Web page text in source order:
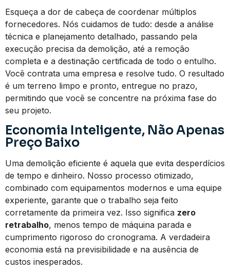
Esqueça a dor de cabeça de coordenar múltiplos
fornecedores. Nós cuidamos de tudo: desde a análise
técnica e planejamento detalhado, passando pela
execução precisa da demolição, até a remoção
completa e a destinação certificada de todo o entulho.
Você contrata uma empresa e resolve tudo. O resultado
é um terreno limpo e pronto, entregue no prazo,
permitindo que você se concentre na próxima fase do
seu projeto.
Economia Inteligente, Não Apenas
Preço Baixo
Uma demolição eficiente é aquela que evita desperdícios
de tempo e dinheiro. Nosso processo otimizado,
combinado com equipamentos modernos e uma equipe
experiente, garante que o trabalho seja feito
corretamente da primeira vez. Isso significa zero
retrabalho, menos tempo de máquina parada e
cumprimento rigoroso do cronograma. A verdadeira
economia está na previsibilidade e na ausência de
custos inesperados.